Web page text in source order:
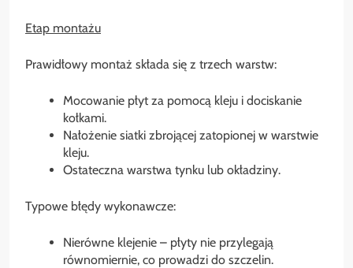
Etap montażu
Prawidłowy montaż składa się z trzech warstw:
Mocowanie płyt za pomocą kleju i dociskanie
kołkami.
Nałożenie siatki zbrojącej zatopionej w warstwie
kleju.
Ostateczna warstwa tynku lub okładziny.
Typowe błędy wykonawcze:
Nierówne klejenie – płyty nie przylegają
równomiernie, co prowadzi do szczelin.